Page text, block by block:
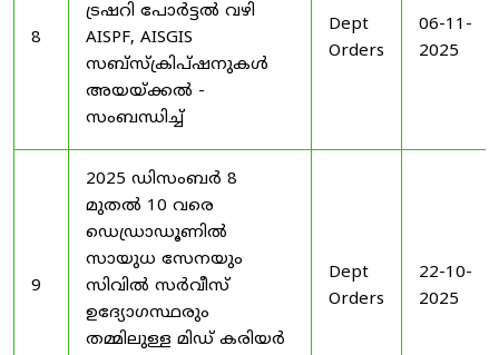
8
ട്രഷറി പോർട്ടൽ വഴി
AISPF, AISGIS
സബ്‌സ്‌ക്രിപ്‌ഷനുകൾ
അയയ്ക്കൽ -
സംബന്ധിച്ച്
Dept
Orders
06-11-
2025
9
2025 ഡിസംബർ 8
മുതൽ 10 വരെ
ഡെഡ്രാഡൂണിൽ
സായുധ സേനയും
സിവിൽ സർവീസ്
ഉദ്യോഗസ്ഥരും
തമ്മിലുള്ള മിഡ് കരിയർ
Dept
Orders
22-10-
2025